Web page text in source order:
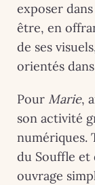
exposer
être, en
de ses
orientés
Pour Marie,
son activité
numériques.
du Souffle et
ouvrage